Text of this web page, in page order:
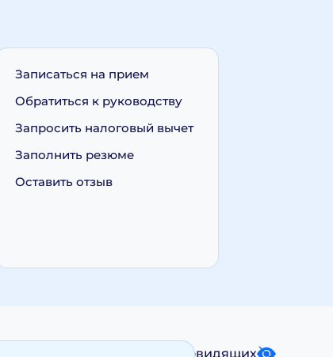
Записаться на прием
Обратиться к руководству
Запросить налоговый вычет
Заполнить резюме
Оставить отзыв
Версия для слабовидящих